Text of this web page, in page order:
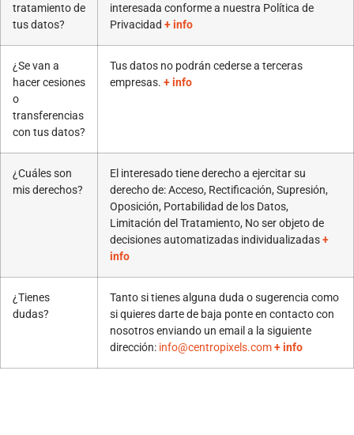
tratamiento de
tus datos?
interesada conforme a nuestra Política de
Privacidad + info
¿Se van a
hacer cesiones
o
transferencias
con tus datos?
Tus datos no podrán cederse a terceras
empresas. + info
¿Cuáles son
mis derechos?
El interesado tiene derecho a ejercitar su
derecho de: Acceso, Rectificación, Supresión,
Oposición, Portabilidad de los Datos,
Limitación del Tratamiento, No ser objeto de
decisiones automatizadas individualizadas+
info
¿Tienes
dudas?
Tanto si tienes alguna duda o sugerencia como
si quieres darte de baja ponte en contacto con
nosotros enviando un email a la siguiente
dirección: info@centropixels.com+ info